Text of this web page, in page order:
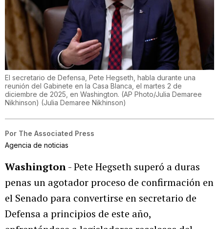
El secretario de Defensa, Pete Hegseth, habla durante una
reunión del Gabinete en la Casa Blanca, el martes 2 de
diciembre de 2025, en Washington. (AP Photo/Julia Demaree
Nikhinson) (Julia Demaree Nikhinson)
Por The Associated Press
Agencia de noticias
Washington- Pete Hegseth superó a duras
penas un agotador proceso de confirmación en
el Senado para convertirse en secretario de
Defensa a principios de este año,